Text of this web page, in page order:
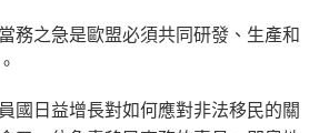
務之急是歐盟必須共同研發、生產和
國日益增長對如何應對非法移民的關